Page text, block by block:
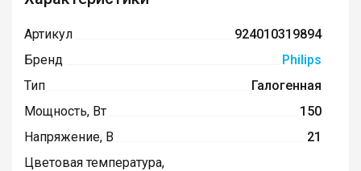
Артикул
924010319894
Бренд
Philips
Тип
Галогенная
Мощность, Вт
150
Напряжение, В
21
Цветовая температура,